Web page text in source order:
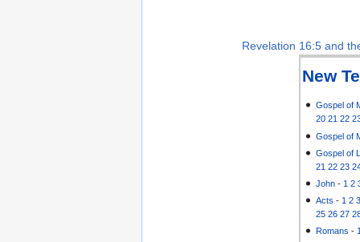
Revelation 16:5 and
New
Gospel of
20 21 22
Gospel of
Gospel of
21 22 23
John - 1 2
Acts - 1 2
25 26 27
Romans -